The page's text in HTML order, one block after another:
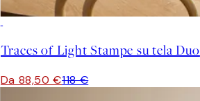
Traces of Light Stampe su tela Duo
Da 88,50 €118 €